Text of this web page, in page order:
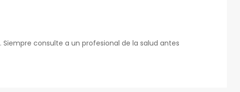
Siempre consulte a un profesional de la salud antes